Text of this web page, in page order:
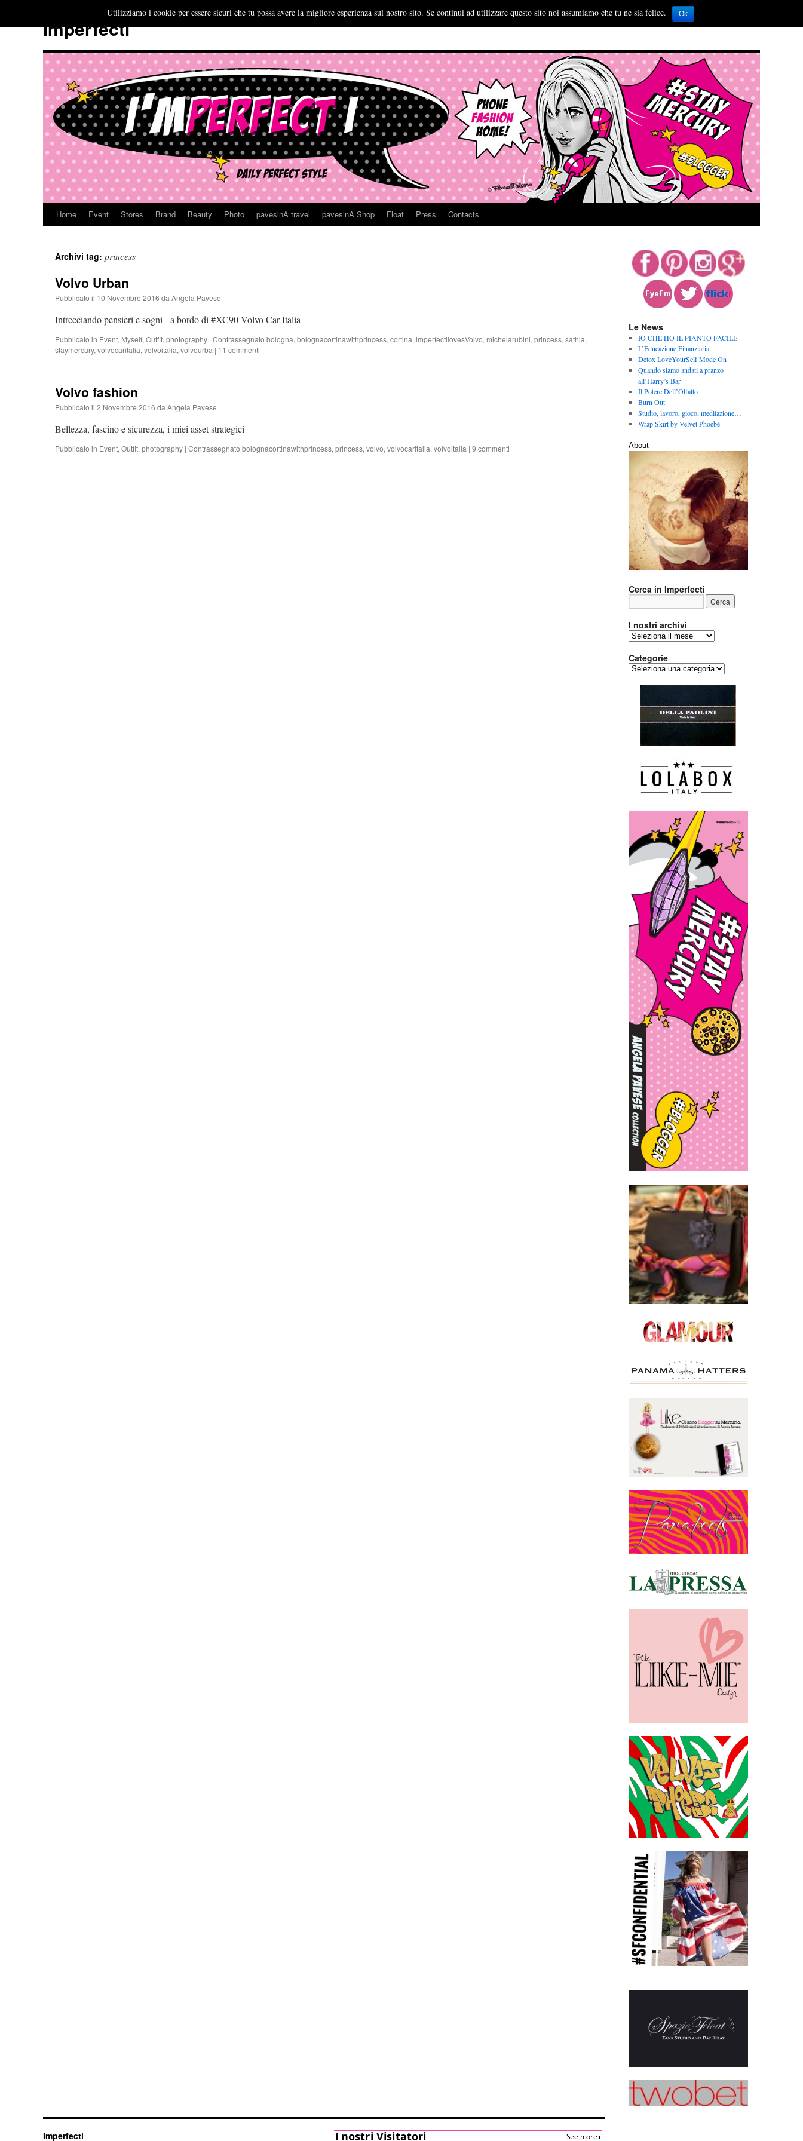
Imperfecti
Vai
contenuto
Home Event Stores Brand Beauty Photo pavesinA travel pavesinA Shop Float Press Contacts
Archivi tag: princess
Volvo Urban
Pubblicato il 10 Novembre 2016 da Angela Pavese
Intrecciando pensieri e sogni a bordo di #XC90 Volvo Car Italia
Pubblicato in Event, Myself, Outfit, photography | Contrassegnato bologna, bolognacortinawithprincess, cortina, imperfectilovesVolvo, michelarubini, princess, sathia,
staymercury, volvocaritalia, volvoitalia, volvourba | 11 commenti
Volvo fashion
Pubblicato il 2 Novembre 2016 da Angela Pavese
Bellezza, fascino e sicurezza, i miei asset strategici
Pubblicato in Event, Outfit, photography | Contrassegnato bolognacortinawithprincess, princess, volvo, volvocaritalia, volvoitalia | 9 commenti
Le News
IO CHE HO IL PIANTO FACILE
L’Educazione Finanziaria
Detox LoveYourSelf Mode On
Quando siamo andati a pranzo
all’Harry’s Bar
Il Potere Dell’Olfatto
Burn Out
Studio, lavoro, gioco, meditazione…
Wrap Skirt by Velvet Phoebé
About
Cerca in Imperfecti
I nostri archivi
archivi
Categorie
Categorie
Imperfecti
Utilizziamo i cookie per essere sicuri che tu possa avere la migliore esperienza sul nostro sito. Se continui ad utilizzare questo sito noi assumiamo che tu ne sia felice. Ok